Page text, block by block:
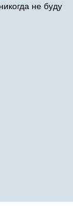
не буду